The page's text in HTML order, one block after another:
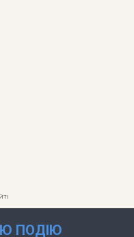
ПОДІЮ